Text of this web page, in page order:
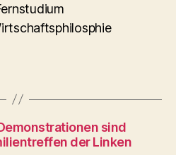
sind
der Linken